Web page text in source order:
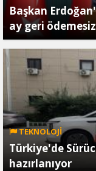
Başkan
ay geri
TEKNOLOJİ
Türkiye'de
hazırlanıyor